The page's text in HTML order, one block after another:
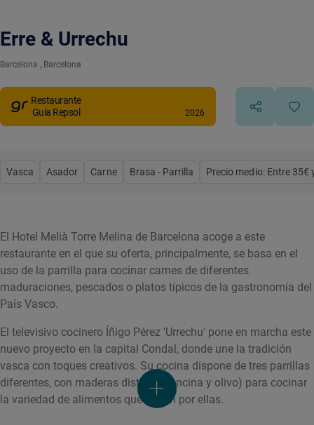
Erre & Urrechu
Barcelona , Barcelona
Restaurante
Guía Repsol
2026
Vasca Asador Carne Brasa - Parrilla Precio medio: Entre 35€
El Hotel Melià Torre Melina de Barcelona acoge a este
restaurante en el que su oferta, principalmente, se basa en el
uso de la parrilla para cocinar carnes de diferentes
maduraciones, pescados o platos típicos de la gastronomía del
País Vasco.
El televisivo cocinero Íñigo Pérez 'Urrechu' pone en marcha este
nuevo proyecto en la capital Condal, donde une la tradición
vasca con toques creativos. Su cocina dispone de tres parrillas
diferentes, con maderas distintas (encina y olivo) para cocinar
la variedad de alimentos que pasan por ellas.